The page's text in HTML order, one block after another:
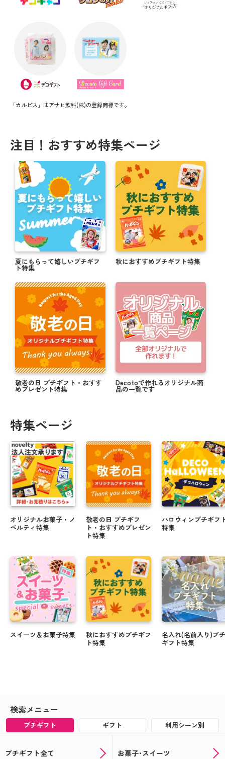
「カルピス」はアサヒ飲料(株)の登録商標です。
注目！おすすめ特集ページ
夏にもらって嬉しいプチギフ
ト特集
秋におすすめプチギフト特集
敬老の日 プチギフト・おすす
めプレゼント特集
Decotoで作れるオリジナル商
品の一覧です
特集ページ
オリジナルお菓子・ノ
ベルティ特集
スイーツ＆お菓子特集
敬老の日 プチギフ
ト・おすすめプレゼン
ト特集
秋におすすめプチギフ
ト特集
ハロウィンプチギフ
特集
名入れ(名前入り)プチ
ギフト特集
検索メニュー
プチギフト ギフト 利用シーン別
プチギフト全て お菓子･スイーツ